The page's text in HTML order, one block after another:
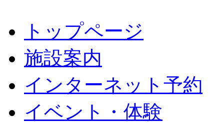
トップページ
施設案内
インターネット予約
イベント・体験